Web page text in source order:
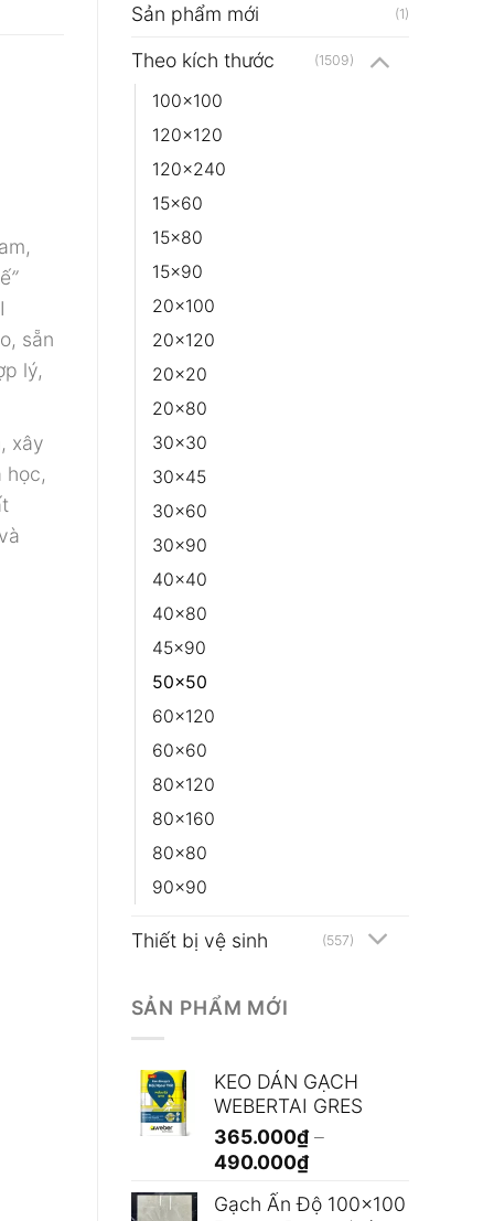
Sản phẩm mới (1)
Theo kích thước (1509)
100x100
120x120
120x240
15x60
15x80
15x90
20x100
20x120
20x20
20x80
30x30
30x45
30x60
30x90
40x40
40x80
45x90
50x50
60x120
60x60
80x120
80x160
80x80
90x90
Thiết bị vệ sinh (557)
SẢN PHẨM MỚI
KEO DÁN GẠCH
WEBERTAI GRES
365.000₫ –
490.000₫Khoảng
từ
Gạch Ấn Độ 100x100
”
sẵn
lý,
xây
học,